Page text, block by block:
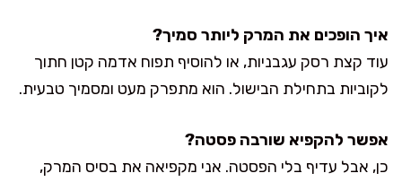
איך הופכים את המרק ליותר סמיך?
עוד קצת רסק עגבניות, או להוסיף תפוח אדמה קטן חתוך
לקוביות בתחילת הבישול. הוא מתפרק מעט ומסמיך טבעית.
אפשר להקפיא שורבה פסטה?
כן, אבל עדיף בלי הפסטה. אני מקפיאה את בסיס המרק,